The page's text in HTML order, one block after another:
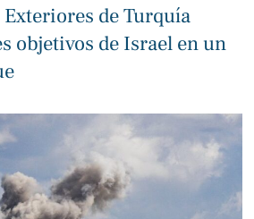
de Turquía
objetivos de Israel en un